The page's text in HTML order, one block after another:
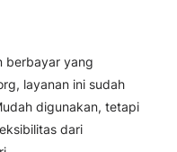
berbayar yang
layanan ini sudah
digunakan, tetapi
dari